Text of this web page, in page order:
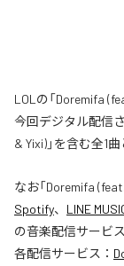
LOLの「Doremifa
今回デジタル配信
& Yixi)」を含む全1
なお「Doremifa
Spotify、 LINE
の音楽配信サービ
各配信サービス：